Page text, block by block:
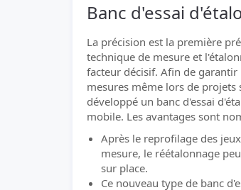
Banc d'essai
La précision est la première
technique de mesure et
facteur décisif. Afin de garantir
mesures même lors de projets
développé un banc d'essai
mobile. Les avantages sont
Après le reprofilage des
mesure, le réétalonnage
sur place.
Ce nouveau type de banc